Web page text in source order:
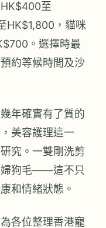
至
HK$1,800，貓咪
。選擇時最
約等候時間及沙
年確實有了質的
美容護理這一
究。一雙剛洗剪
婦狗毛——這不只
和情緒狀態。
各位整理香港寵